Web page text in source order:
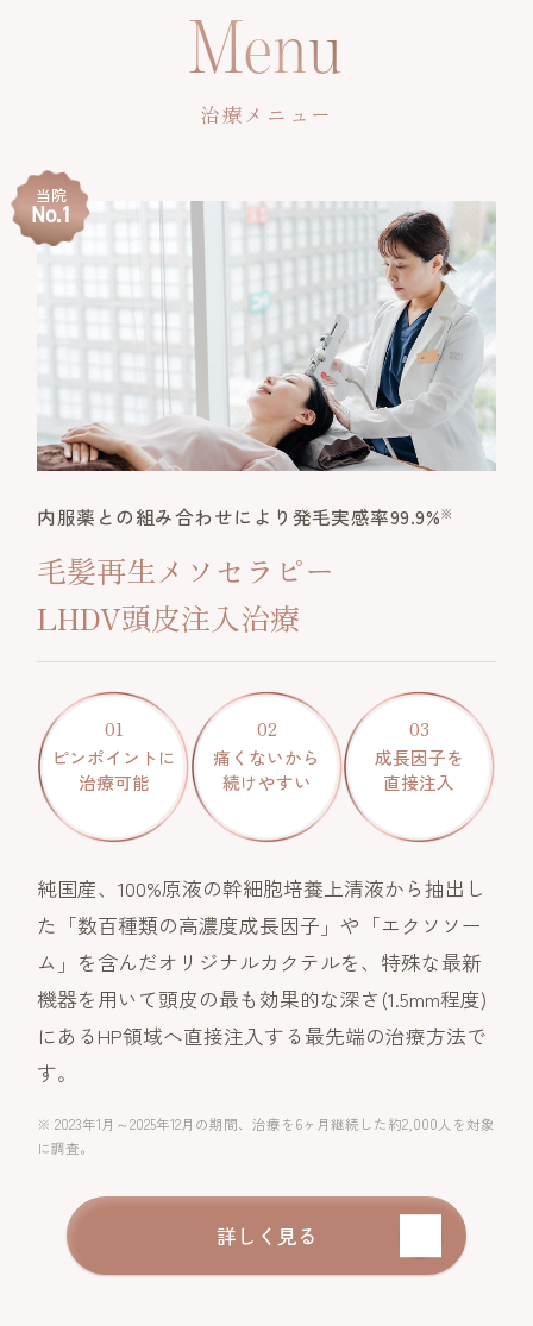
Menu
治療メニュー
当院
No.1
内服薬との組み合わせにより発毛実感率99.9%※
毛髪再生メソセラピー
LHDV頭皮注入治療
01
ピンポイントに
治療可能
02
痛くないから
続けやすい
03
成長因子を
直接注入
純国産、100%原液の幹細胞培養上清液から抽出し
た「数百種類の高濃度成長因子」や「エクソソー
ム」を含んだオリジナルカクテルを、特殊な最新
機器を用いて頭皮の最も効果的な深さ(1.5mm程度)
にあるHP領域へ直接注入する最先端の治療方法で
す。
※ 2023年1月～2025年12月の期間、治療を6ヶ月継続した約2,000人を対象
に調査。
詳しく見る